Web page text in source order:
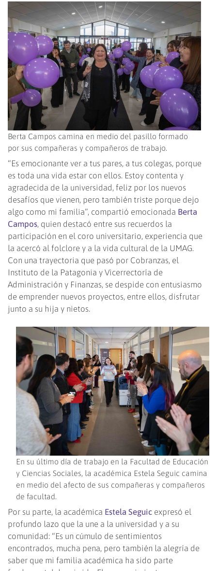
Berta Campos camina en medio del pasillo formado
por sus compañeras y compañeros de trabajo.
“Es emocionante ver a tus pares, a tus colegas, porque
es toda una vida estar con ellos. Estoy contenta y
agradecida de la universidad, feliz por los nuevos
desafíos que vienen, pero también triste porque dejo
algo como mi familia”, compartió emocionada Berta
Campos, quien destacó entre sus recuerdos la
participación en el coro universitario, experiencia que
la acercó al folclore y a la vida cultural de la UMAG.
Con una trayectoria que pasó por Cobranzas, el
Instituto de la Patagonia y Vicerrectoría de
Administración y Finanzas, se despide con entusiasmo
de emprender nuevos proyectos, entre ellos, disfrutar
junto a su hija y nietos.
En su último día de trabajo en la Facultad de Educación
y Ciencias Sociales, la académica Estela Seguic camina
en medio del afecto de sus compañeras y compañeros
de facultad.
Por su parte, la académica Estela Seguic expresó el
profundo lazo que la une a la universidad y a su
comunidad: “Es un cúmulo de sentimientos
encontrados, mucha pena, pero también la alegría de
saber que mi familia académica ha sido parte